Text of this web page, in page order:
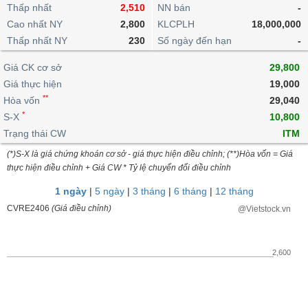
lỗ
dịch
nội
Niên
giám
Tài
liệu
cổ
Định
giá
ngoài
doanh
Top
cổ
phiếu
ngành
dịch
Chứng
quyền
quan
Thống
giao
dịch
Thống
giao
dịch
Tin
tức
Phân
tích
kỹ
thuật
trực
tuyến
Bộ
lọc
cổ
So
Vĩ
mô
lai
Chứng
quyền
Trái
phiếu
IR
Awards
tạo
Dịch
vụ
Thấp nhất
2,510
Cao nhất NY
2,800
Thấp nhất NY
230
NN bán
-
KLCPLH
18,000,000
Số ngày đến hạn
-
Giá CK cơ sở
29,800
Giá thực hiện
19,000
Hòa vốn **
29,040
S-X *
10,800
Trạng thái CW
ITM
(*)S-X là giá chứng khoán cơ sở - giá thực hiện điều chỉnh; (**)Hòa vốn = Giá
thực hiện điều chỉnh + Giá CW * Tỷ lệ chuyển đổi điều chỉnh
1 ngày| 5 ngày| 3 tháng | 6 tháng | 12 tháng
CVRE2406 (Giá điều chỉnh) @Vietstock.vn
2,600
BẤT
ĐỘNG
SẢN
TÀI
CHÍNH
HÀNG